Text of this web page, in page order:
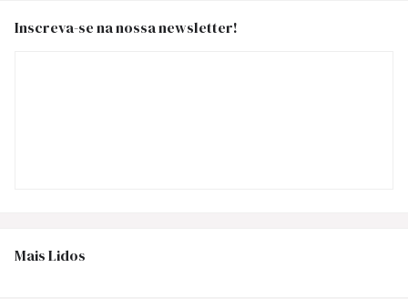
Inscreva-se na nossa newsletter!
Mais Lidos